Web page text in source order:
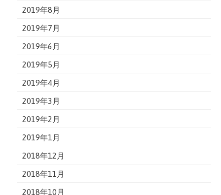
2019年8月
2019年7月
2019年6月
2019年5月
2019年4月
2019年3月
2019年2月
2019年1月
2018年12月
2018年11月
2018年10月